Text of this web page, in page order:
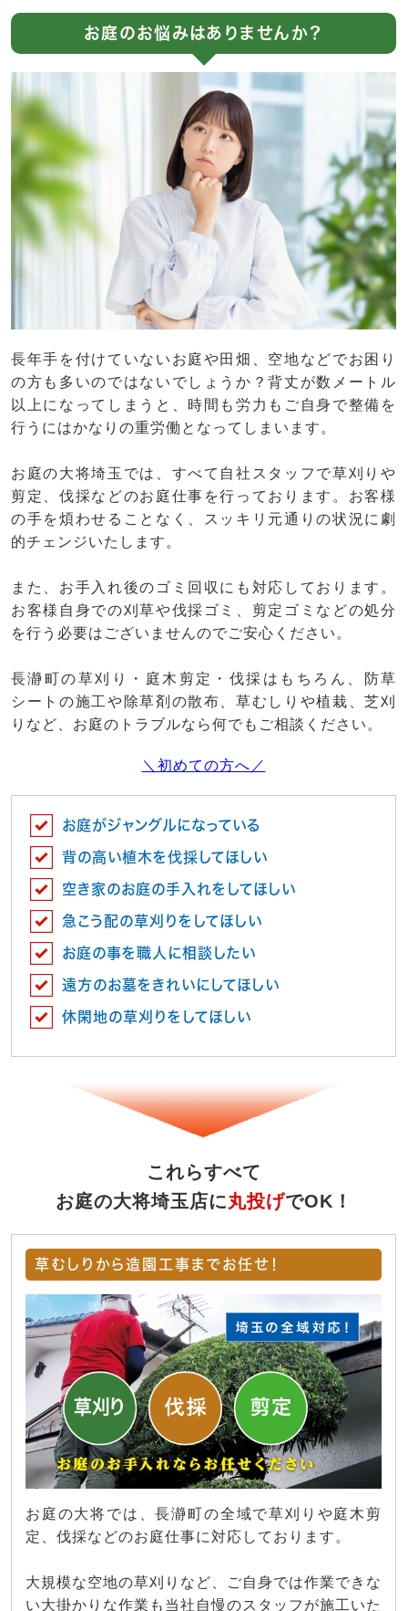
お庭のお悩みはありませんか？
長年手を付けていないお庭や田畑、空地などでお困り
の方も多いのではないでしょうか？背丈が数メートル
以上になってしまうと、時間も労力もご自身で整備を
行うにはかなりの重労働となってしまいます。
お庭の大将埼玉では、すべて自社スタッフで草刈りや
剪定、伐採などのお庭仕事を行っております。お客様
の手を煩わせることなく、スッキリ元通りの状況に劇
的チェンジいたします。
また、お手入れ後のゴミ回収にも対応しております。
お客様自身での刈草や伐採ゴミ、剪定ゴミなどの処分
を行う必要はございませんのでご安心ください。
長瀞町の草刈り・庭木剪定・伐採はもちろん、防草
シートの施工や除草剤の散布、草むしりや植栽、芝刈
りなど、お庭のトラブルなら何でもご相談ください。
＼初めての方へ／
お庭がジャングルになっている
背の高い植木を伐採してほしい
空き家のお庭の手入れをしてほしい
急こう配の草刈りをしてほしい
お庭の事を職人に相談したい
遠方のお墓をきれいにしてほしい
休閑地の草刈りをしてほしい
これらすべて
お庭の大将埼玉店に丸投げでOK！
草むしりから造園工事までお任せ！
お庭の大将では、長瀞町の全域で草刈りや庭木剪
定、伐採などのお庭仕事に対応しております。
大規模な空地の草刈りなど、ご自身では作業できな
い大掛かりな作業も当社自慢のスタッフが施工いた